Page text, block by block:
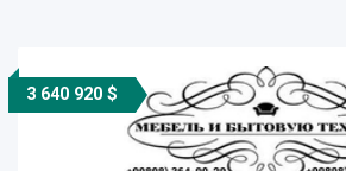
3 640 920 $